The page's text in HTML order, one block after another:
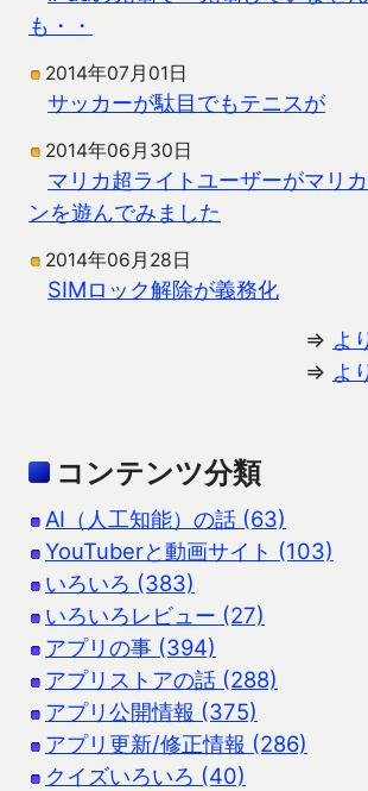
も・・
2014年07月01日
サッカーが駄目でもテニスが
2014年06月30日
マリカ超ライトユーザーがマリ
ンを遊んでみました
2014年06月28日
SIMロック解除が義務化
⇒ よ
⇒ よ
コンテンツ分類
AI（人工知能）の話 (63)
YouTuberと動画サイト (103)
いろいろ (383)
いろいろレビュー (27)
アプリの事 (394)
アプリストアの話 (288)
アプリ公開情報 (375)
アプリ更新/修正情報 (286)
クイズいろいろ (40)